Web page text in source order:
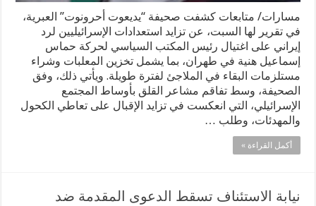
مسارات/ متابعات كشفت صحيفة “يديعوت أحرونوت” العبرية،
في تقرير لها السبت، عن تزايد استعدادات الإسرائيليين لرد
إيراني على اغتيال رئيس المكتب السياسي لحركة حماس
إسماعيل هنية في طهران، بما يشمل تخزين المعلبات وشراء
مستلزمات البقاء في الملاجئ لفترة طويلة. ويأتي ذلك، وفق
الصحيفة، وسط تفاقم مشاعر القلق بأوساط المجتمع
الإسرائيلي، التي انعكست في تزايد الإقبال على تعاطي الكحول
والمهدئات، وطلب …
أكمل القراءة »
نيابة الاستئناف تسقط الدعوى المقدمة ضد